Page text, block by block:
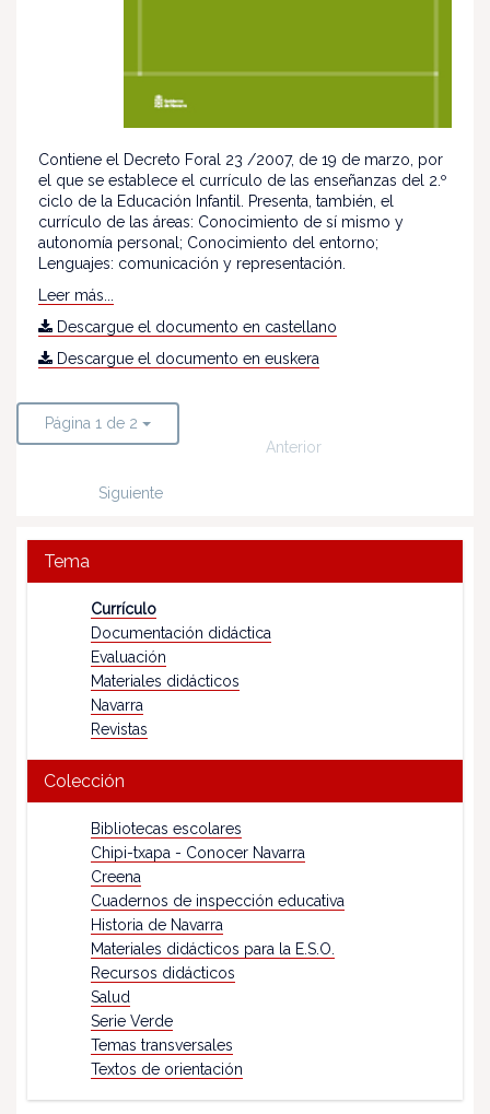
Contiene el Decreto Foral 23 /2007, de 19 de marzo, por
el que se establece el currículo de las enseñanzas del 2.º
ciclo de la Educación Infantil. Presenta, también, el
currículo de las áreas: Conocimiento de sí mismo y
autonomía personal; Conocimiento del entorno;
Lenguajes: comunicación y representación.
Leer más...
Descargue el documento en castellano
Descargue el documento en euskera
Página 1 de 2
Anterior
Siguiente
Tema
Currículo
Documentación didáctica
Evaluación
Materiales didácticos
Navarra
Revistas
Colección
Bibliotecas escolares
Chipi-txapa - Conocer Navarra
Creena
Cuadernos de inspección educativa
Historia de Navarra
Materiales didácticos para la E.S.O.
Recursos didácticos
Salud
Serie Verde
Temas transversales
Textos de orientación